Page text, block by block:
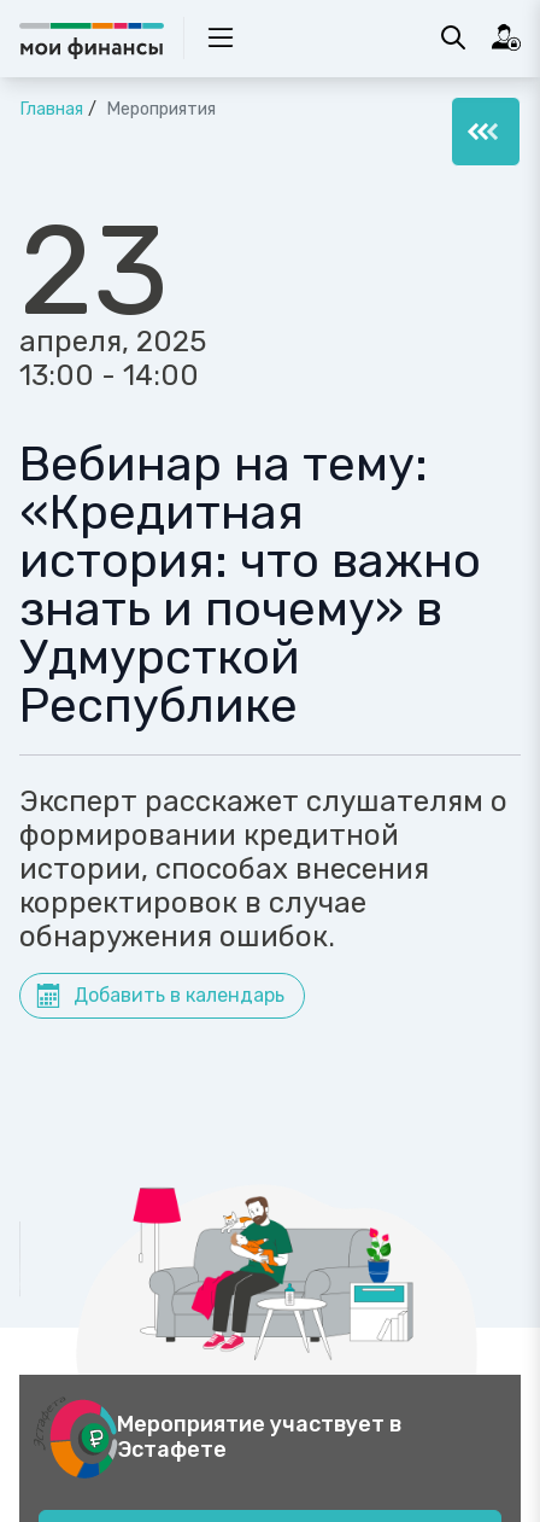
Главная Мероприятия
23
апреля, 2025
13:00 - 14:00
Вебинар на тему:
«Кредитная
история: что важно
знать и почему» в
Удмурсткой
Республике
Эксперт расскажет слушателям о
формировании кредитной
истории, способах внесения
корректировок в случае
обнаружения ошибок.
Добавить в календарь
Мероприятие участвует в
Эстафете